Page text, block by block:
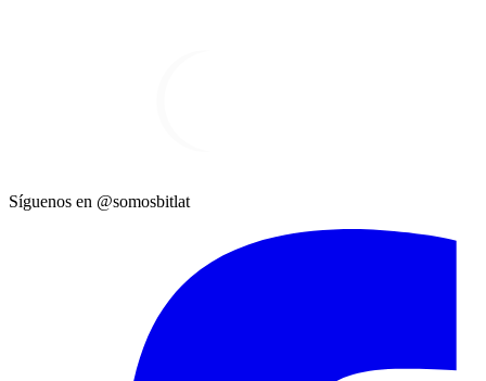
Síguenos en @somosbitlat